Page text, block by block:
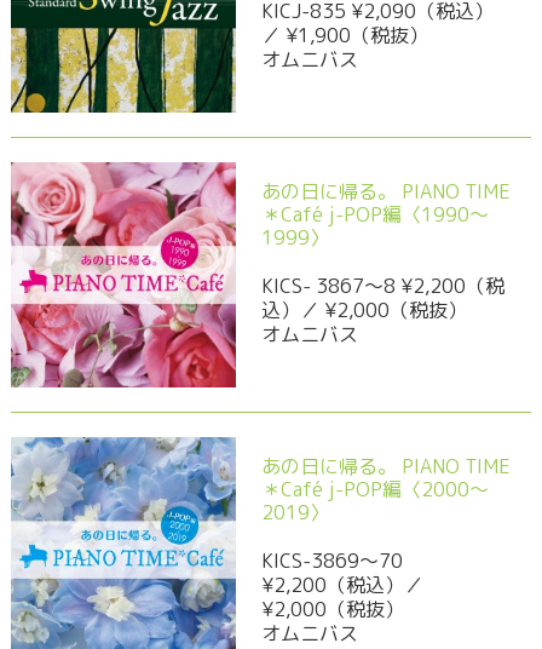
KICJ-835 ¥2,090（税込）
／ ¥1,900（税抜）
オムニバス
あの日に帰る。 PIANO TIME
＊Café j-POP編〈1990～
1999〉
KICS- 3867～8 ¥2,200（税
込）／ ¥2,000（税抜）
オムニバス
あの日に帰る。 PIANO TIME
＊Café j-POP編〈2000～
2019〉
KICS-3869～70
¥2,200（税込）／
¥2,000（税抜）
オムニバス